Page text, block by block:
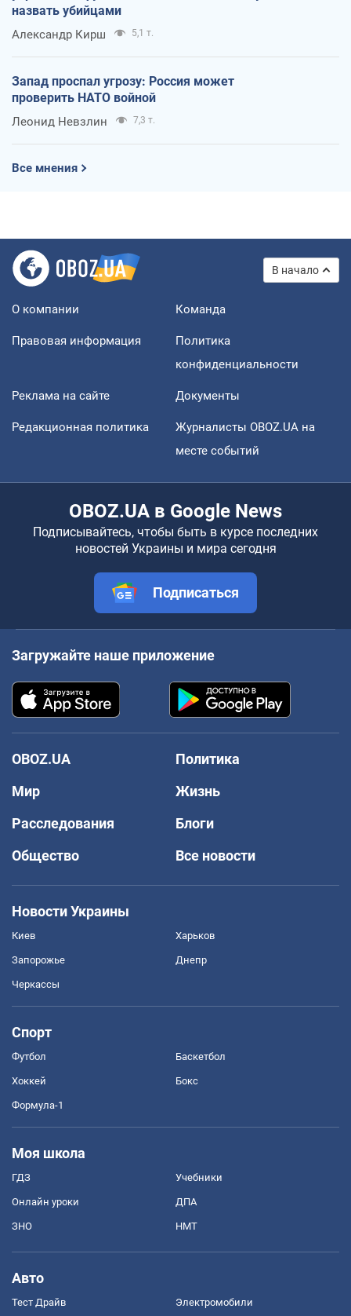
назвать убийцами
Александр Кирш 5,1 т.
Запад проспал угрозу: Россия может
проверить НАТО войной
Леонид Невзлин 7,3 т.
Все мнения
В начало
О компании Команда
Правовая информация
Политика
конфиденциальности
Реклама на сайте Документы
Редакционная политика
Журналисты OBOZ.UA на
месте событий
OBOZ.UA в Google News
Подписывайтесь, чтобы быть в курсе последних
новостей Украины и мира сегодня
Подписаться
Загружайте наше приложение
OBOZ.UA
Политика
Мир
Жизнь
Расследования
Блоги
Общество
Все новости
Новости Украины
Киев Харьков
Запорожье Днепр
Черкассы
Спорт
Футбол Баскетбол
Хоккей Бокс
Формула-1
Моя школа
ГДЗ Учебники
Онлайн уроки ДПА
ЗНО НМТ
Авто
Тест Драйв Электромобили